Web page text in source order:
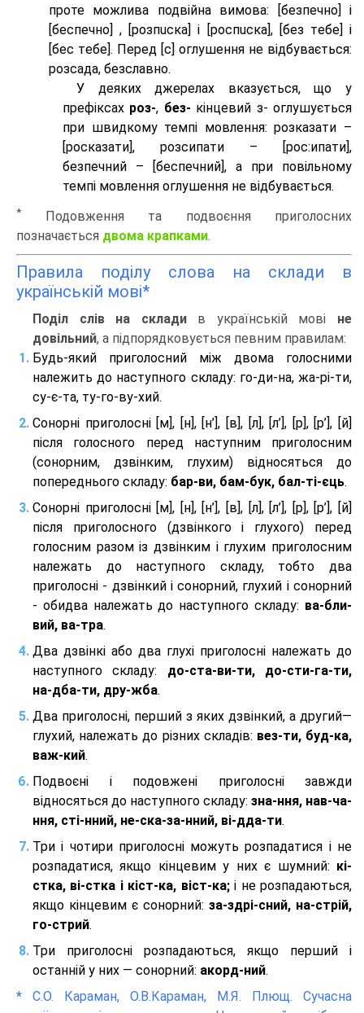
проте можлива подвійна вимова: [безпeчно] і
[беспeчно] , [розпuска] і [роспuска], [без тeбе] і
[бес тeбе]. Перед [с] оглушення не відбувається:
розсада, безславно.
У деяких джерелах вказується, що у
префіксах роз-, без- кінцевий з- оглушується
при швидкому темпі мовлення: розказати –
[росказати], розсипати – [роc:ипати],
безпечний – [беспечний], а при повільному
темпі мовлення оглушення не відбувається.
*
Подовження та подвоєння приголосних
позначається двома крапками.
Правила поділу слова на склади в
українській мові*
Поділ слів на складив українській мові не
довільний, а підпорядковується певним правилам:
Будь-який приголосний між двома голосними
належить до наступного складу: го-ди-на, жа-рі-ти,
су-є-та, ту-го-ву-хий.
Сонорні приголосні [м], [н], [н’], [в], [л], [л’], [р], [р’], [й]
після голосного перед наступним приголосним
(сонорним, дзвінким, глухим) відносяться до
попереднього складу: бар-ви, бам-бук, бал-ті-єць.
Сонорні приголосні [м], [н], [н’], [в], [л], [л’], [р], [р’], [й]
після приголосного (дзвінкого і глухого) перед
голосним разом із дзвінким і глухим приголосним
належать до наступного складу, тобто два
приголосні - дзвінкий і сонорний, глухий і сонорний
- обидва належать до наступного складу: ва-бли-
вий, ва-тра.
Два дзвінкі або два глухі приголосні належать до
наступного складу: до-ста-ви-ти, до-сти-га-ти,
на-дба-ти, дру-жба.
Два приголосні, перший з яких дзвінкий, а другий—
глухий, належать до різних складів: вез-ти, буд-ка,
важ-кий.
Подвоєні і подовжені приголосні завжди
відносяться до наступного складу: зна-ння, нав-ча-
ння, сті-нний, не-ска-за-нний, ві-дда-ти.
Три і чотири приголосні можуть розпадатися і не
розпадатися, якщо кінцевим у них є шумний: кі-
стка, ві-стка і кіст-ка, віст-ка;і не розпадаються,
якщо кінцевим є сонорний: за-здрі-сний, на-стрій,
го-стрий.
Три приголосні розпадаються, якщо перший і
останній у них — сонорний: акорд-ний.
* С.О. Караман, О.В.Караман, М.Я. Плющ. Сучасна